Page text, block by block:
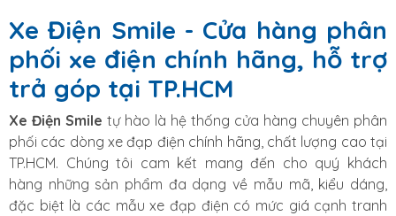
Xe Điện Smile - Cửa hàng phân
phối xe điện chính hãng, hỗ trợ
trả góp tại TP.HCM
Xe Điện Smile tự hào là hệ thống cửa hàng chuyên phân
phối các dòng xe đạp điện chính hãng, chất lượng cao tại
TP.HCM. Chúng tôi cam kết mang đến cho quý khách
hàng những sản phẩm đa dạng về mẫu mã, kiểu dáng,
đặc biệt là các mẫu xe đạp điện có mức giá cạnh tranh